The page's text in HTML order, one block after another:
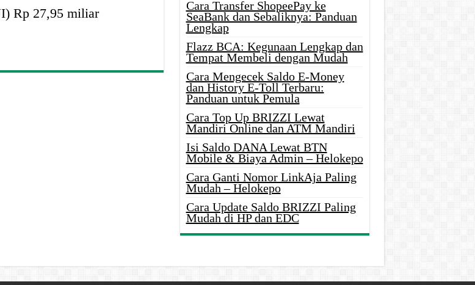
Rp 27,95 miliar
Cara Transfer ShopeePay ke
SeaBank dan Sebaliknya: Panduan
Lengkap
Flazz BCA: Kegunaan Lengkap dan
Tempat Membeli dengan Mudah
Cara Mengecek Saldo E-Money
dan History E-Toll Terbaru:
Panduan untuk Pemula
Cara Top Up BRIZZI Lewat
Mandiri Online dan ATM Mandiri
Isi Saldo DANA Lewat BTN
Mobile & Biaya Admin – Helokepo
Cara Ganti Nomor LinkAja Paling
Mudah – Helokepo
Cara Update Saldo BRIZZI Paling
Mudah di HP dan EDC